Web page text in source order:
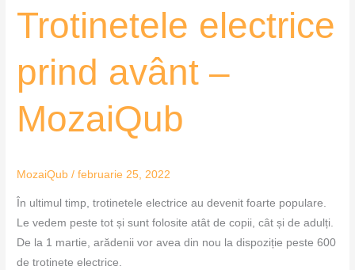
Trotinetele electrice
prind avânt –
MozaiQub
MozaiQub /februarie 25, 2022
În ultimul timp, trotinetele electrice au devenit foarte populare.
Le vedem peste tot și sunt folosite atât de copii, cât și de adulți.
De la 1 martie, arădenii vor avea din nou la dispoziție peste 600
de trotinete electrice.
Trotinetele
electrice
avânt
–
MozaiQub